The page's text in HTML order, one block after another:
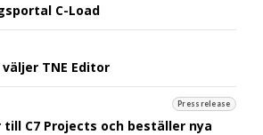
C-Load
TNE Editor
Pressrelease
till C7 Projects och beställer nya